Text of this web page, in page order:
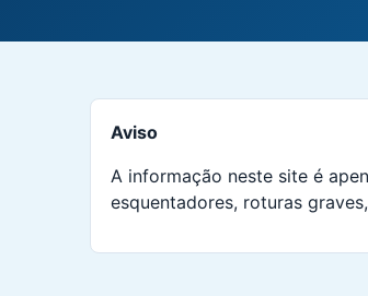
Aviso
A informação neste site é
esquentadores, roturas